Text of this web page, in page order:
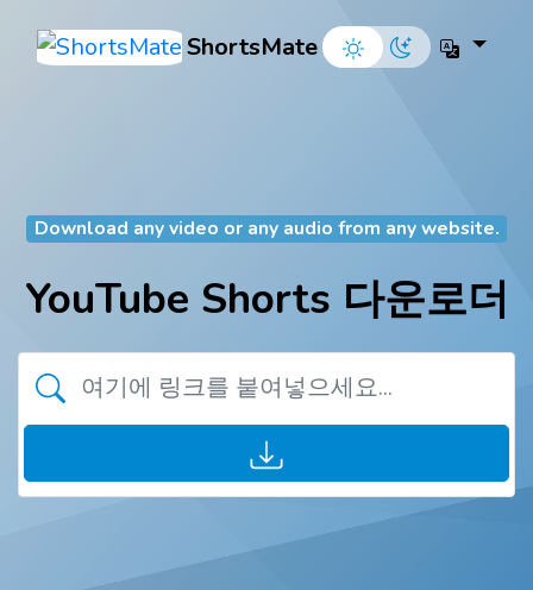
ShortsMate
Download any video or any audio from any website.
YouTube Shorts 다운로더